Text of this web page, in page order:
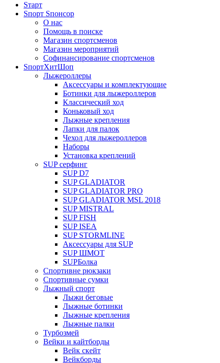
Sтарт
Sпорт Sпонсор
О нас
Помощь в поиске
Магазин спортсменов
Магазин мероприятий
Софинансирование спортсменов
SпортХитШоп
Лыжероллеры
Аксессуары и комплектующие
Ботинки для лыжероллеров
Классический ход
Коньковый ход
Лыжные крепления
Лапки для палок
Чехол для лыжероллеров
Наборы
Установка креплений
SUP серфинг
SUP D7
SUP GLADIATOR
SUP GLADIATOR PRO
SUP GLADIATOR MSL 2018
SUP MISTRAL
SUP FISH
SUP ISEA
SUP STORMLINE
Аксессуары для SUP
SUP ШМОТ
SUPБолка
Спортивне рюкзаки
Спортивные сумки
Лыжный спорт
Лыжи беговые
Лыжные ботинки
Лыжные крепления
Лыжные палки
Турбозмей
Вейки и кайтборды
Вейк скейт
Вейкборды